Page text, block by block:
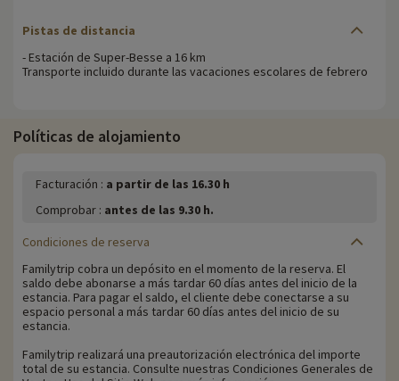
Pistas de distancia
- Estación de Super-Besse a 16 km
Transporte incluido durante las vacaciones escolares de febrero
Políticas de alojamiento
Facturación : a partir de las 16.30 h
Comprobar : antes de las 9.30 h.
Condiciones de reserva
Familytrip cobra un depósito en el momento de la reserva. El
saldo debe abonarse a más tardar 60 días antes del inicio de la
estancia. Para pagar el saldo, el cliente debe conectarse a su
espacio personal a más tardar 60 días antes del inicio de su
estancia.
Familytrip realizará una preautorización electrónica del importe
total de su estancia. Consulte nuestras Condiciones Generales de